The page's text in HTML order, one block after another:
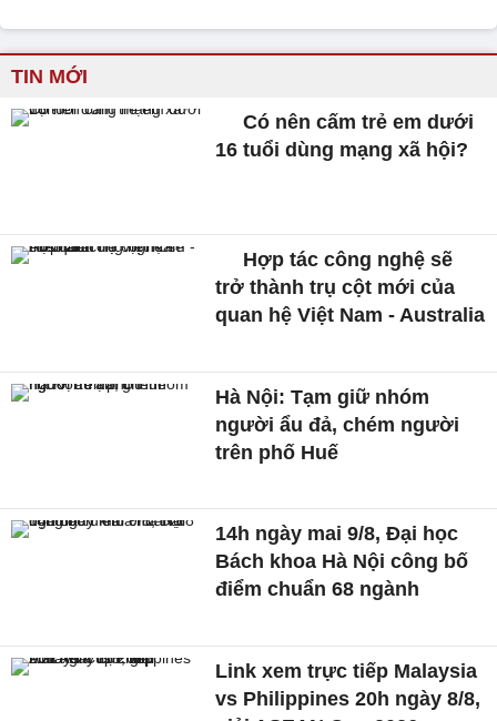
TIN MỚI
Có nên cấm trẻ em dưới
16 tuổi dùng mạng xã hội?
Hợp tác công nghệ sẽ
trở thành trụ cột mới của
quan hệ Việt Nam - Australia
Hà Nội: Tạm giữ nhóm
người ẩu đả, chém người
trên phố Huế
14h ngày mai 9/8, Đại học
Bách khoa Hà Nội công bố
điểm chuẩn 68 ngành
Link xem trực tiếp Malaysia
vs Philippines 20h ngày 8/8,